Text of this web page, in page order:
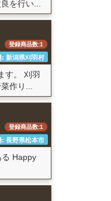
を行い...
登録商品数:1
: 新潟県刈羽村
す。 刈羽
作り...
登録商品数:1
: 長野県松本市
Happy